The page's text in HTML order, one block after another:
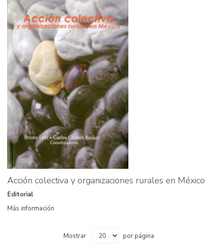
Acción colectiva y organizaciones rurales en México
Editorial
Más información
Mostrar por página